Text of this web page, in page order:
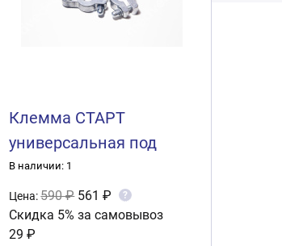
Клемма СТАРТ
универсальная под
болт 2 шт. (свинец)
В наличии: 1
Цена:590 ₽ 561 ₽ ?
Скидка 5% за самовывоз
29 ₽